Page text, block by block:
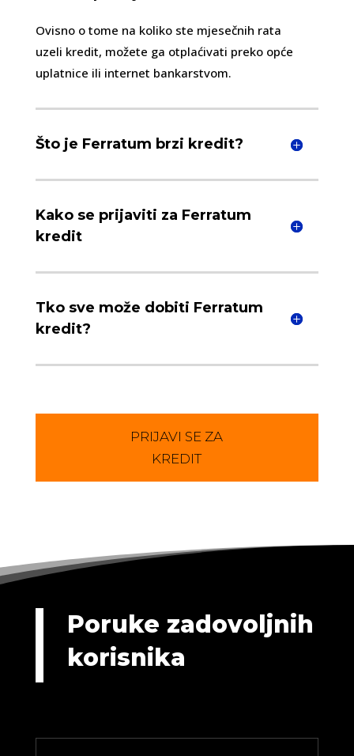
Ovisno o tome na koliko ste mjesečnih rata
uzeli kredit, možete ga otplaćivati preko opće
uplatnice ili internet bankarstvom.
Što je Ferratum brzi kredit?
Kako se prijaviti za Ferratum
kredit
Tko sve može dobiti Ferratum
kredit?
PRIJAVI SE ZA
KREDIT
Poruke zadovoljnih
korisnika